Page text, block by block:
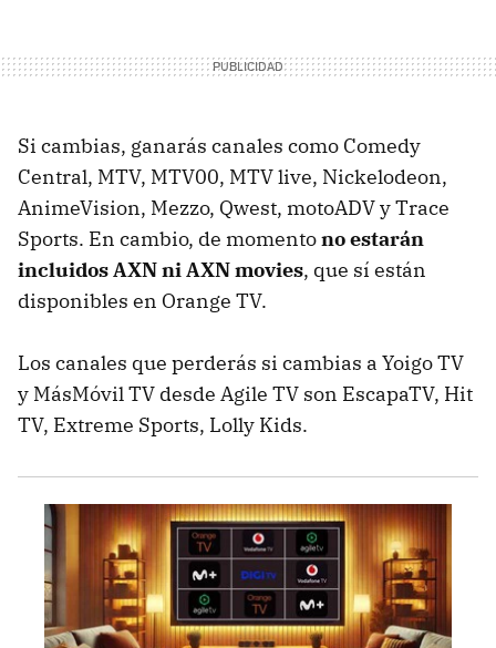
Si cambias, ganarás canales como Comedy
Central, MTV, MTV00, MTV live, Nickelodeon,
AnimeVision, Mezzo, Qwest, motoADV y Trace
Sports. En cambio, de momentono estarán
incluidos AXN ni AXN movies, que sí están
disponibles en Orange TV.
Los canales que perderás si cambias a Yoigo TV
y MásMóvil TV desde Agile TV son EscapaTV, Hit
TV, Extreme Sports, Lolly Kids.